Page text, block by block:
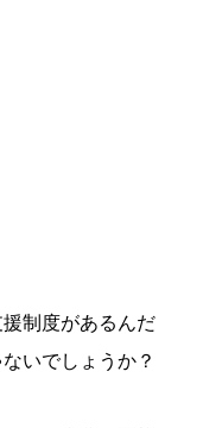
制度があるんだ
いでしょうか？